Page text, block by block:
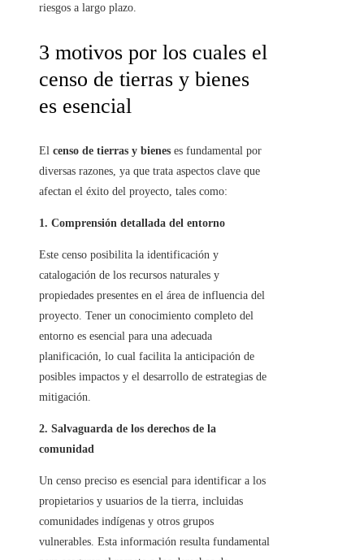
riesgos a largo plazo.
3 motivos por los cuales el
censo de tierras y bienes
es esencial
El censo de tierras y bienes es fundamental por
diversas razones, ya que trata aspectos clave que
afectan el éxito del proyecto, tales como:
1. Comprensión detallada del entorno
Este censo posibilita la identificación y
catalogación de los recursos naturales y
propiedades presentes en el área de influencia del
proyecto. Tener un conocimiento completo del
entorno es esencial para una adecuada
planificación, lo cual facilita la anticipación de
posibles impactos y el desarrollo de estrategias de
mitigación.
2. Salvaguarda de los derechos de la
comunidad
Un censo preciso es esencial para identificar a los
propietarios y usuarios de la tierra, incluidas
comunidades indígenas y otros grupos
vulnerables. Esta información resulta fundamental